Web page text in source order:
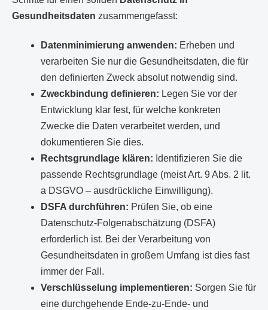
Gesundheitsdaten zusammengefasst:
Datenminimierung anwenden: Erheben und
verarbeiten Sie nur die Gesundheitsdaten, die für
den definierten Zweck absolut notwendig sind.
Zweckbindung definieren: Legen Sie vor der
Entwicklung klar fest, für welche konkreten
Zwecke die Daten verarbeitet werden, und
dokumentieren Sie dies.
Rechtsgrundlage klären: Identifizieren Sie die
passende Rechtsgrundlage (meist Art. 9 Abs. 2 lit.
a DSGVO – ausdrückliche Einwilligung).
DSFA durchführen: Prüfen Sie, ob eine
Datenschutz-Folgenabschätzung (DSFA)
erforderlich ist. Bei der Verarbeitung von
Gesundheitsdaten in großem Umfang ist dies fast
immer der Fall.
Verschlüsselung implementieren: Sorgen Sie für
eine durchgehende Ende-zu-Ende- und